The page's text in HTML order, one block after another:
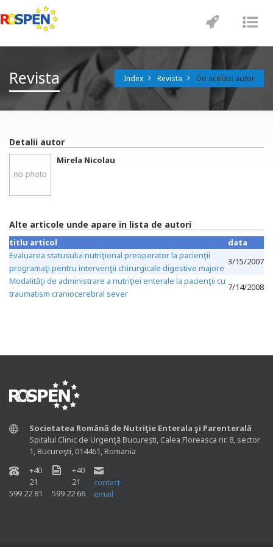
Revista Index Revista De acelasi autor
Detalii autor
Mirela Nicolau
Alte articole unde apare in lista de autori
titlu articol
data
Evaluarea statusului nutriţional preoperator la pacienţii
programaţi pentru intervenţii chirurgicale digestive majore
3/15/2007
Modalităţi de administrare a nutriţiei enterale la pacienţii cu
traumatism craniocerebral sever
7/14/2008
Societatea Română de Nutriţie Enterala şi Parenterală
Spitalul Clinic de Urgenţă Bucureşti, Calea Floreasca nr. 8, sector
1, Bucureşti, 014461, Romania
+40
21
599 22 81
+40
21
599 22 66
contact
email